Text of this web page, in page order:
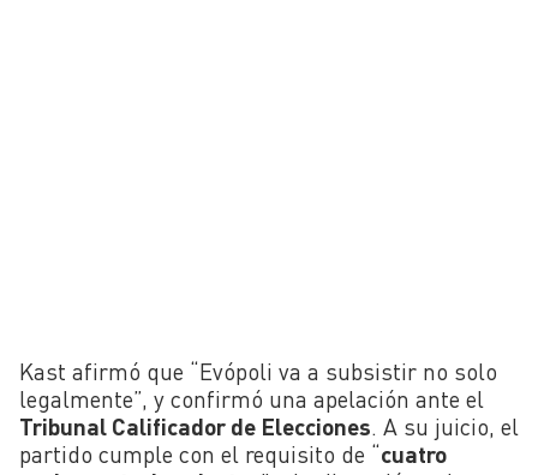
Kast afirmó que “Evópoli va a subsistir no solo
legalmente”, y confirmó una apelación ante el
Tribunal Calificador de Elecciones. A su juicio, el
partido cumple con el requisito de “cuatro